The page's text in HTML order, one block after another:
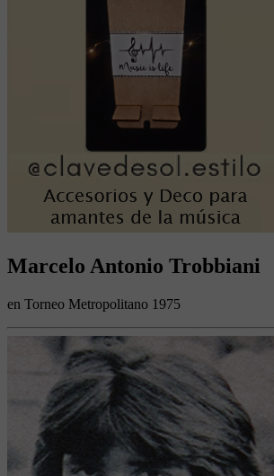
Marcelo Antonio Trobbiani
en Torneo Metropolitano 1975